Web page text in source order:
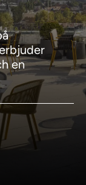
en